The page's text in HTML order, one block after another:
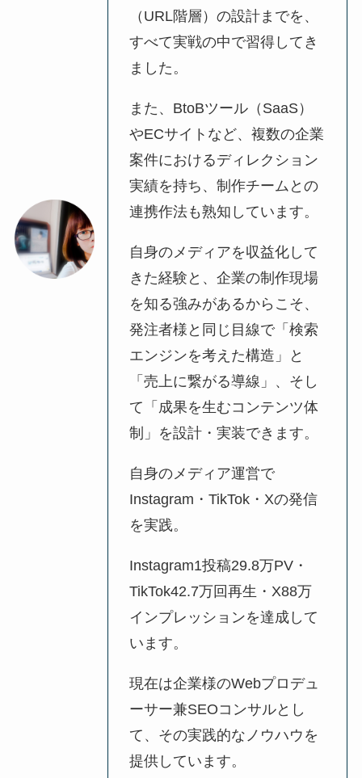
（URL階層）の設計までを、
すべて実戦の中で習得してき
ました。
また、BtoBツール（SaaS）
やECサイトなど、複数の企業
案件におけるディレクション
実績を持ち、制作チームとの
連携作法も熟知しています。
自身のメディアを収益化して
きた経験と、企業の制作現場
を知る強みがあるからこそ、
発注者様と同じ目線で「検索
エンジンを考えた構造」と
「売上に繋がる導線」、そし
て「成果を生むコンテンツ体
制」を設計・実装できます。
自身のメディア運営で
Instagram・TikTok・Xの発信
を実践。
Instagram1投稿29.8万PV・
TikTok42.7万回再生・X88万
インプレッションを達成して
います。
現在は企業様のWebプロデュ
ーサー兼SEOコンサルとし
て、その実践的なノウハウを
提供しています。